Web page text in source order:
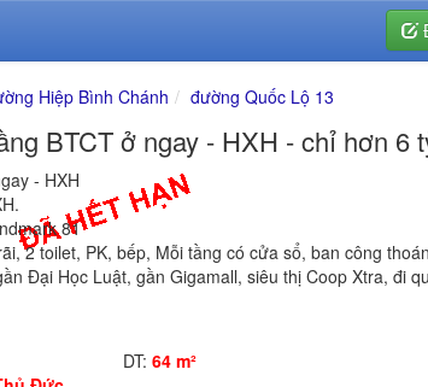
Hiệp Bình Chánh đường Quốc Lộ 13
BTCT ở ngay - HXH - chỉ hơn 6
- HXH
81
2 toilet, PK, bếp, Mỗi tầng có cửa sổ, ban công
Đại Học Luật, gần Gigamall, siêu thị Coop Xtra, đi
DT: 64 m²